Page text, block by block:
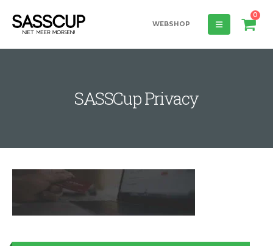
WEBSHOP
0
SASSCup Privacy